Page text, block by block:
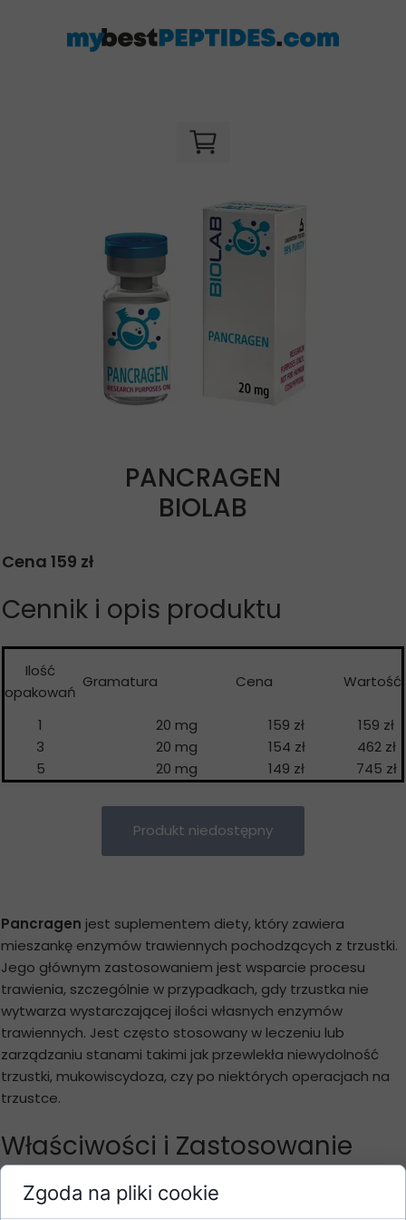
PANCRAGEN
BIOLAB
Cena 159 zł
Cennik i opis produktu
Ilość
opakowań
Gramatura Cena Wartość
1
3
5
20 mg
20 mg
20 mg
159 zł
154 zł
149 zł
159 zł
462 zł
745 zł
Produkt niedostępny
Pancragen jest suplementem diety, który zawiera
mieszankę enzymów trawiennych pochodzących z trzustki.
Jego głównym zastosowaniem jest wsparcie procesu
trawienia, szczególnie w przypadkach, gdy trzustka nie
wytwarza wystarczającej ilości własnych enzymów
trawiennych. Jest często stosowany w leczeniu lub
zarządzaniu stanami takimi jak przewlekła niewydolność
trzustki, mukowiscydoza, czy po niektórych operacjach na
trzustce.
Właściwości i Zastosowanie
Pancragen
Zgoda na pliki cookie